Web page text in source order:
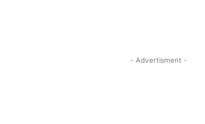
- Advertisment -